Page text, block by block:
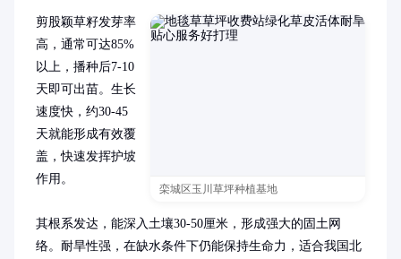
栾城区玉川草坪种植基地
剪股颖草籽发芽率
高，通常可达85%
以上，播种后7-10
天即可出苗。生长
速度快，约30-45
天就能形成有效覆
盖，快速发挥护坡
作用。
其根系发达，能深入土壤30-50厘米，形成强大的固土网
络。耐旱性强，在缺水条件下仍能保持生命力，适合我国北